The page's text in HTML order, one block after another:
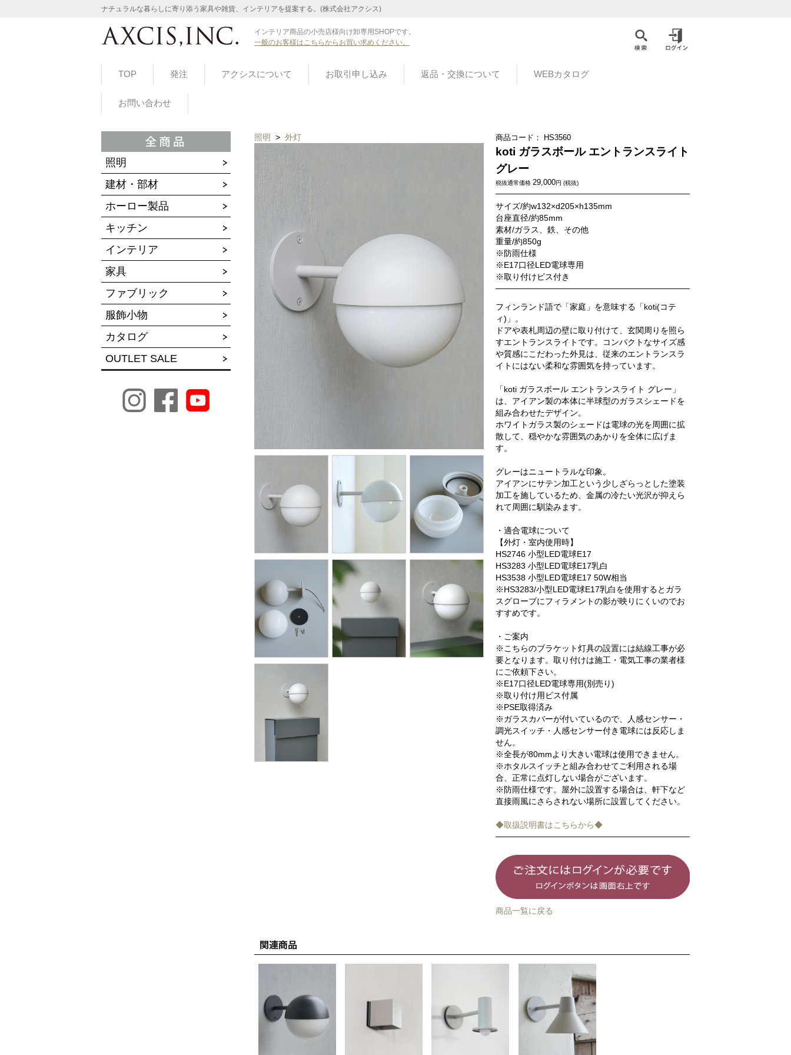
ナチュラルな暮らしに寄り添う家具や雑貨、インテリアを提案する。(株式会社アクシス)
インテリア商品の小売店様向け卸専用SHOPです。
一般のお客様はこちらからお買い求めください。
TOP 発注 アクシスについて お取引申し込み 返品・交換について WEBカタログ
お問い合わせ
照明
建材・部材
ホーロー製品
キッチン
インテリア
家具
ファブリック
服飾小物
カタログ
OUTLET SALE
照明 > 外灯 商品コード： HS3560
koti ガラスボール エントランスライト
グレー
税抜通常価格 29,000円 (税抜)
サイズ/約w132×d205×h135mm
台座直径/約85mm
素材/ガラス、鉄、その他
重量/約850g
※防雨仕様
※E17口径LED電球専用
※取り付けビス付き
フィンランド語で「家庭」を意味する「koti(コテ
ィ)」。
ドアや表札周辺の壁に取り付けて、玄関周りを照ら
すエントランスライトです。コンパクトなサイズ感
や質感にこだわった外見は、従来のエントランスラ
イトにはない柔和な雰囲気を持っています。
「koti ガラスボール エントランスライト グレー」
は、アイアン製の本体に半球型のガラスシェードを
組み合わせたデザイン。
ホワイトガラス製のシェードは電球の光を周囲に拡
散して、穏やかな雰囲気のあかりを全体に広げま
す。
グレーはニュートラルな印象。
アイアンにサテン加工という少しざらっとした塗装
加工を施しているため、金属の冷たい光沢が抑えら
れて周囲に馴染みます。
・適合電球について
【外灯・室内使用時】
HS2746 小型LED電球E17
HS3283 小型LED電球E17乳白
HS3538 小型LED電球E17 50W相当
※HS3283/小型LED電球E17乳白を使用するとガラ
スグローブにフィラメントの影が映りにくいのでお
すすめです。
・ご案内
※こちらのブラケット灯具の設置には結線工事が必
要となります。取り付けは施工・電気工事の業者様
にご依頼下さい。
※E17口径LED電球専用(別売り)
※取り付け用ビス付属
※PSE取得済み
※ガラスカバーが付いているので、人感センサー・
調光スイッチ・人感センサー付き電球には反応しま
せん。
※全長が80mmより大きい電球は使用できません。
※ホタルスイッチと組み合わせてご利用される場
合、正常に点灯しない場合がございます。
※防雨仕様です。屋外に設置する場合は、軒下など
直接雨風にさらされない場所に設置してください。
◆取扱説明書はこちらから◆
商品一覧に戻る